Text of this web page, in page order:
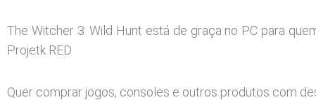
The Witcher 3: Wild Hunt está de graça no PC para
Projetk RED
Quer comprar jogos, consoles e outros produtos com